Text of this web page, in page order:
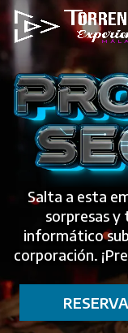
Salta a esta
sorpresas
informático
corporación.